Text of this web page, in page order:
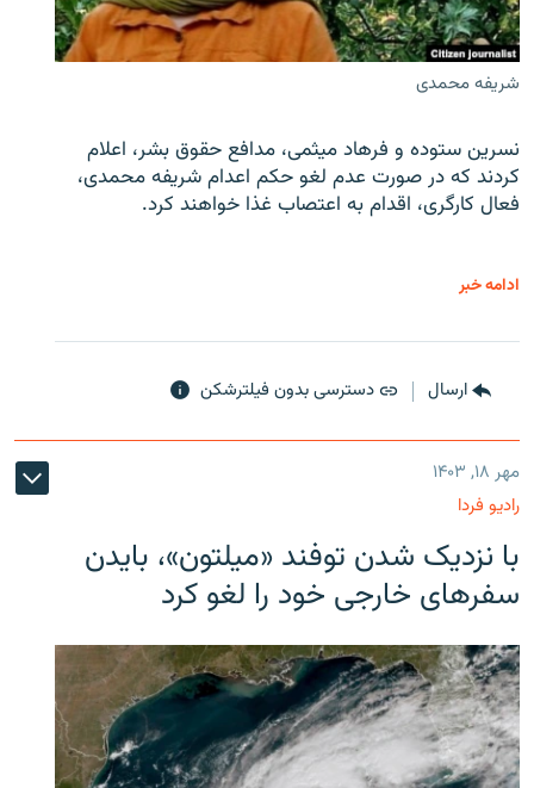
شریفه محمدی
نسرین ستوده و فرهاد میثمی، مدافع حقوق بشر، اعلام
کردند که در صورت عدم لغو حکم اعدام شریفه محمدی،
فعال کارگری، اقدام به اعتصاب غذا خواهند کرد.
ادامه خبر
ارسال دسترسی بدون فیلترشکن
مهر ۱۸, ۱۴۰۳
رادیو فردا
با نزدیک شدن توفند «میلتون»، بایدن
سفرهای خارجی خود را لغو کرد